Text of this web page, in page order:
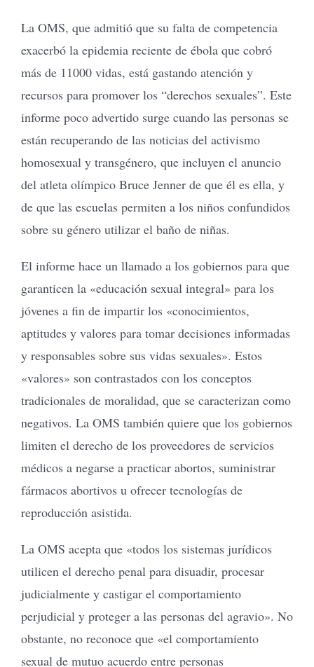
La OMS, que admitió que su falta de competencia
exacerbó la epidemia reciente de ébola que cobró
más de 11000 vidas, está gastando atención y
recursos para promover los “derechos sexuales”. Este
informe poco advertido surge cuando las personas se
están recuperando de las noticias del activismo
homosexual y transgénero, que incluyen el anuncio
del atleta olímpico Bruce Jenner de que él es ella, y
de que las escuelas permiten a los niños confundidos
sobre su género utilizar el baño de niñas.
El informe hace un llamado a los gobiernos para que
garanticen la «educación sexual integral» para los
jóvenes a fin de impartir los «conocimientos,
aptitudes y valores para tomar decisiones informadas
y responsables sobre sus vidas sexuales». Estos
«valores» son contrastados con los conceptos
tradicionales de moralidad, que se caracterizan como
negativos. La OMS también quiere que los gobiernos
limiten el derecho de los proveedores de servicios
médicos a negarse a practicar abortos, suministrar
fármacos abortivos u ofrecer tecnologías de
reproducción asistida.
La OMS acepta que «todos los sistemas jurídicos
utilicen el derecho penal para disuadir, procesar
judicialmente y castigar el comportamiento
perjudicial y proteger a las personas del agravio». No
obstante, no reconoce que «el comportamiento
sexual de mutuo acuerdo entre personas